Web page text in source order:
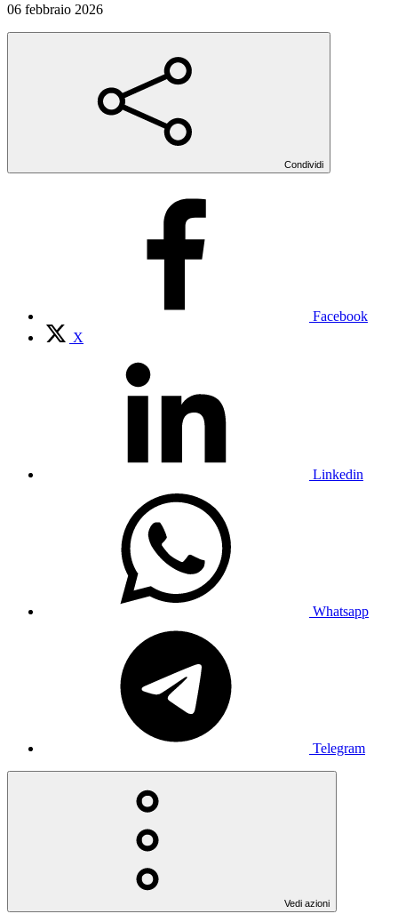
06 febbraio 2026
Condividi
Facebook
X
Linkedin
Whatsapp
Telegram
Vedi azioni